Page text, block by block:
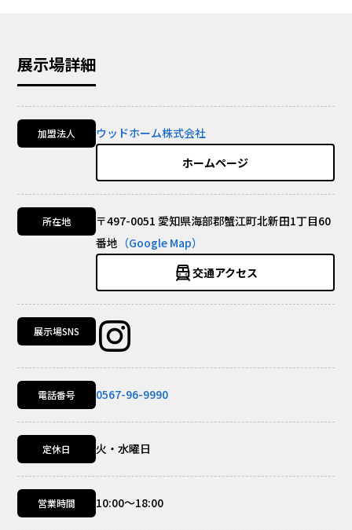
展示場詳細
加盟法人
ウッドホーム株式会社
ホームページ
所在地
〒497-0051 愛知県海部郡蟹江町北新田1丁目60
番地 （Google Map）
交通アクセス
展示場SNS
電話番号 0567-96-9990
定休日 火・水曜日
営業時間 10:00～18:00